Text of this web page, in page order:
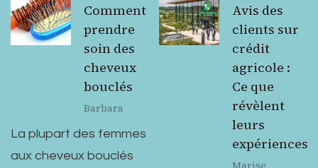
Comment
prendre
soin des
cheveux
bouclés
Barbara
La plupart des femmes
aux cheveux bouclés
Avis des
clients sur
crédit
agricole :
Ce que
révèlent
leurs
expériences
Marise